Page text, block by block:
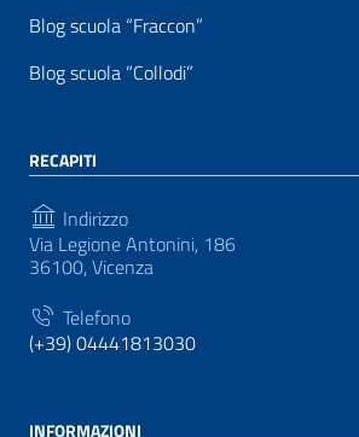
Blog scuola “Fraccon”
Blog scuola “Collodi”
RECAPITI
Indirizzo
Via Legione Antonini, 186
36100, Vicenza
Telefono
(+39) 04441813030
INFORMAZIONI